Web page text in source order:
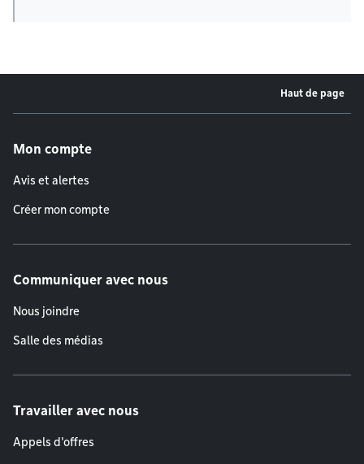
Haut de page
Mon compte
Avis et alertes
Créer mon compte
Communiquer avec nous
Nous joindre
Salle des médias
Travailler avec nous
Appels d'offres